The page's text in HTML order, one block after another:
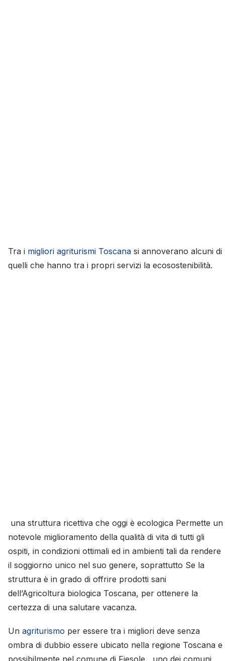
Tra i migliori agriturismi Toscana si annoverano alcuni di
quelli che hanno tra i propri servizi la ecosostenibilità.
una struttura ricettiva che oggi è ecologica Permette un
notevole miglioramento della qualità di vita di tutti gli
ospiti, in condizioni ottimali ed in ambienti tali da rendere
il soggiorno unico nel suo genere, soprattutto Se la
struttura è in grado di offrire prodotti sani
dell’Agricoltura biologica Toscana, per ottenere la
certezza di una salutare vacanza.
Un agriturismo per essere tra i migliori deve senza
ombra di dubbio essere ubicato nella regione Toscana e
possibilmente nel comune di Fiesole, uno dei comuni